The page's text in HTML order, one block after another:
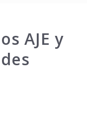
AJE y